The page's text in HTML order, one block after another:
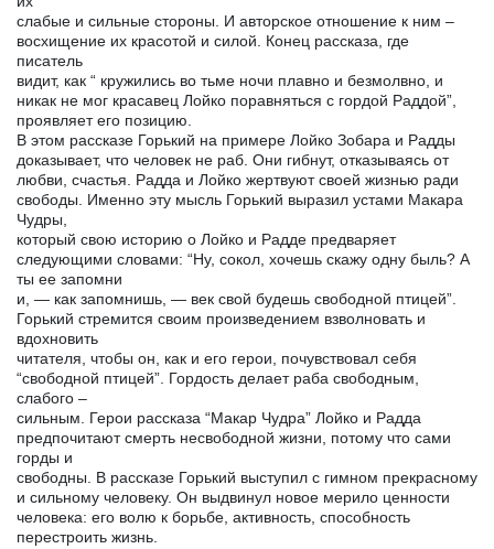
слабые и сильные стороны. И авторское отношение к ним –
восхищение их красотой и силой. Конец рассказа, где
писатель
видит, как “ кружились во тьме ночи плавно и безмолвно, и
никак не мог красавец Лойко поравняться с гордой Раддой”,
проявляет его позицию.
В этом рассказе Горький на примере Лойко Зобара и Радды
доказывает, что человек не раб. Они гибнут, отказываясь от
любви, счастья. Радда и Лойко жертвуют своей жизнью ради
свободы. Именно эту мысль Горький выразил устами Макара
Чудры,
который свою историю о Лойко и Радде предваряет
следующими словами: “Ну, сокол, хочешь скажу одну быль? А
ты ее запомни
и, — как запомнишь, — век свой будешь свободной птицей”.
Горький стремится своим произведением взволновать и
вдохновить
читателя, чтобы он, как и его герои, почувствовал себя
“свободной птицей”. Гордость делает раба свободным,
слабого –
сильным. Герои рассказа “Макар Чудра” Лойко и Радда
предпочитают смерть несвободной жизни, потому что сами
горды и
свободны. В рассказе Горький выступил с гимном прекрасному
и сильному человеку. Он выдвинул новое мерило ценности
человека: его волю к борьбе, активность, способность
перестроить жизнь.